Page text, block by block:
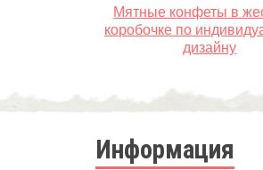
Мятные конфеты в
коробочке по
дизайну
Информация